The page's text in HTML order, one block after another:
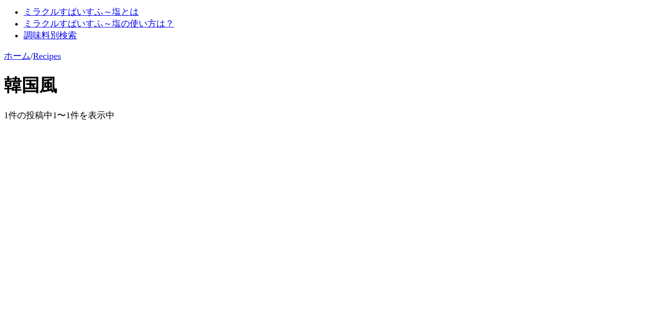
ミラクルすぱいすふ～塩のレシピサイト
ミラクルすぱいすふ～塩とは
ミラクルすぱいすふ～塩の使い方は？
調味料別検索
ホーム/Recipes
韓国風
1件の投稿中1〜1件を表示中